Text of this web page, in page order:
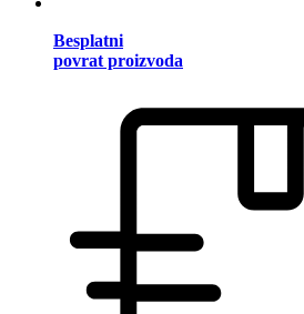
Besplatni
povrat proizvoda